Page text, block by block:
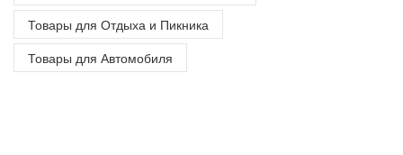
Товары для Отдыха и Пикника
Товары для Автомобиля